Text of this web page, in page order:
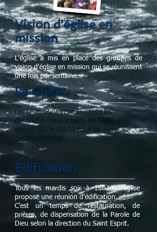
Vision d'église en
mission
L'église a mis en place des groupes de
vision d'église en mission qui se réunissent
une fois par semaine.
Le Culte
Les célébrations ont lieu tous les
dimanche matin à partir de 8h30. Et le
samedi soir à 18h30 tous les 2ème
samedi du mois.
Edification
Tous les mardis soir à 18h30, l'église
propose une réunion d'édification.
C'est un temps de restauration, de
prières, de dispensation de la Parole de
Dieu selon la direction du Saint Esprit.